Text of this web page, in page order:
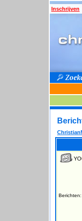
Inschrijven
Berichten: